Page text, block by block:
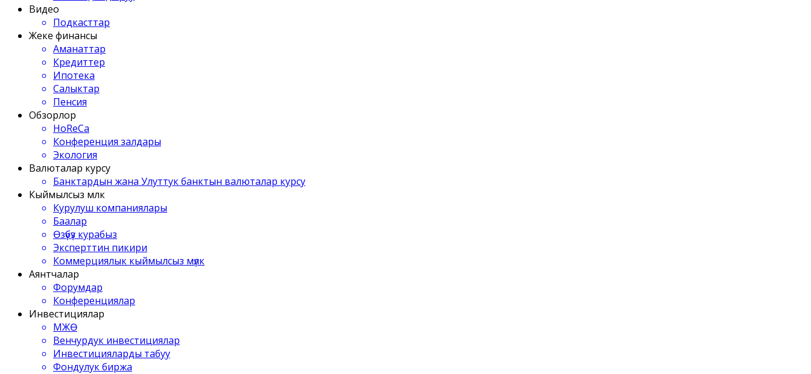
Видео
Подкасттар
Жеке финансы
Аманаттар
Кредиттер
Ипотека
Салыктар
Пенсия
Обзорлор
HoReCa
Конференция залдары
Экология
Валюталар курсу
Банктардын жана Улуттук банктын валюталар курсу
Кыймылсыз мүлк
Курулуш компаниялары
Баалар
Өзүбүз курабыз
Эксперттин пикири
Коммерциялык кыймылсыз мүлк
Аянтчалар
Форумдар
Конференциялар
Инвестициялар
МЖӨ
Венчурдук инвестициялар
Инвестицияларды табуу
Фондулук биржа